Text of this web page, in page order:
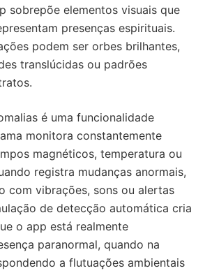
sobrepõe elementos visuais que
presenças espirituais.
podem ser orbes brilhantes,
translúcidas ou padrões
é uma funcionalidade
monitora constantemente
magnéticos, temperatura ou
registra mudanças anormais,
com vibrações, sons ou alertas
de detecção automática cria
o app está realmente
paranormal, quando na
a flutuações ambientais